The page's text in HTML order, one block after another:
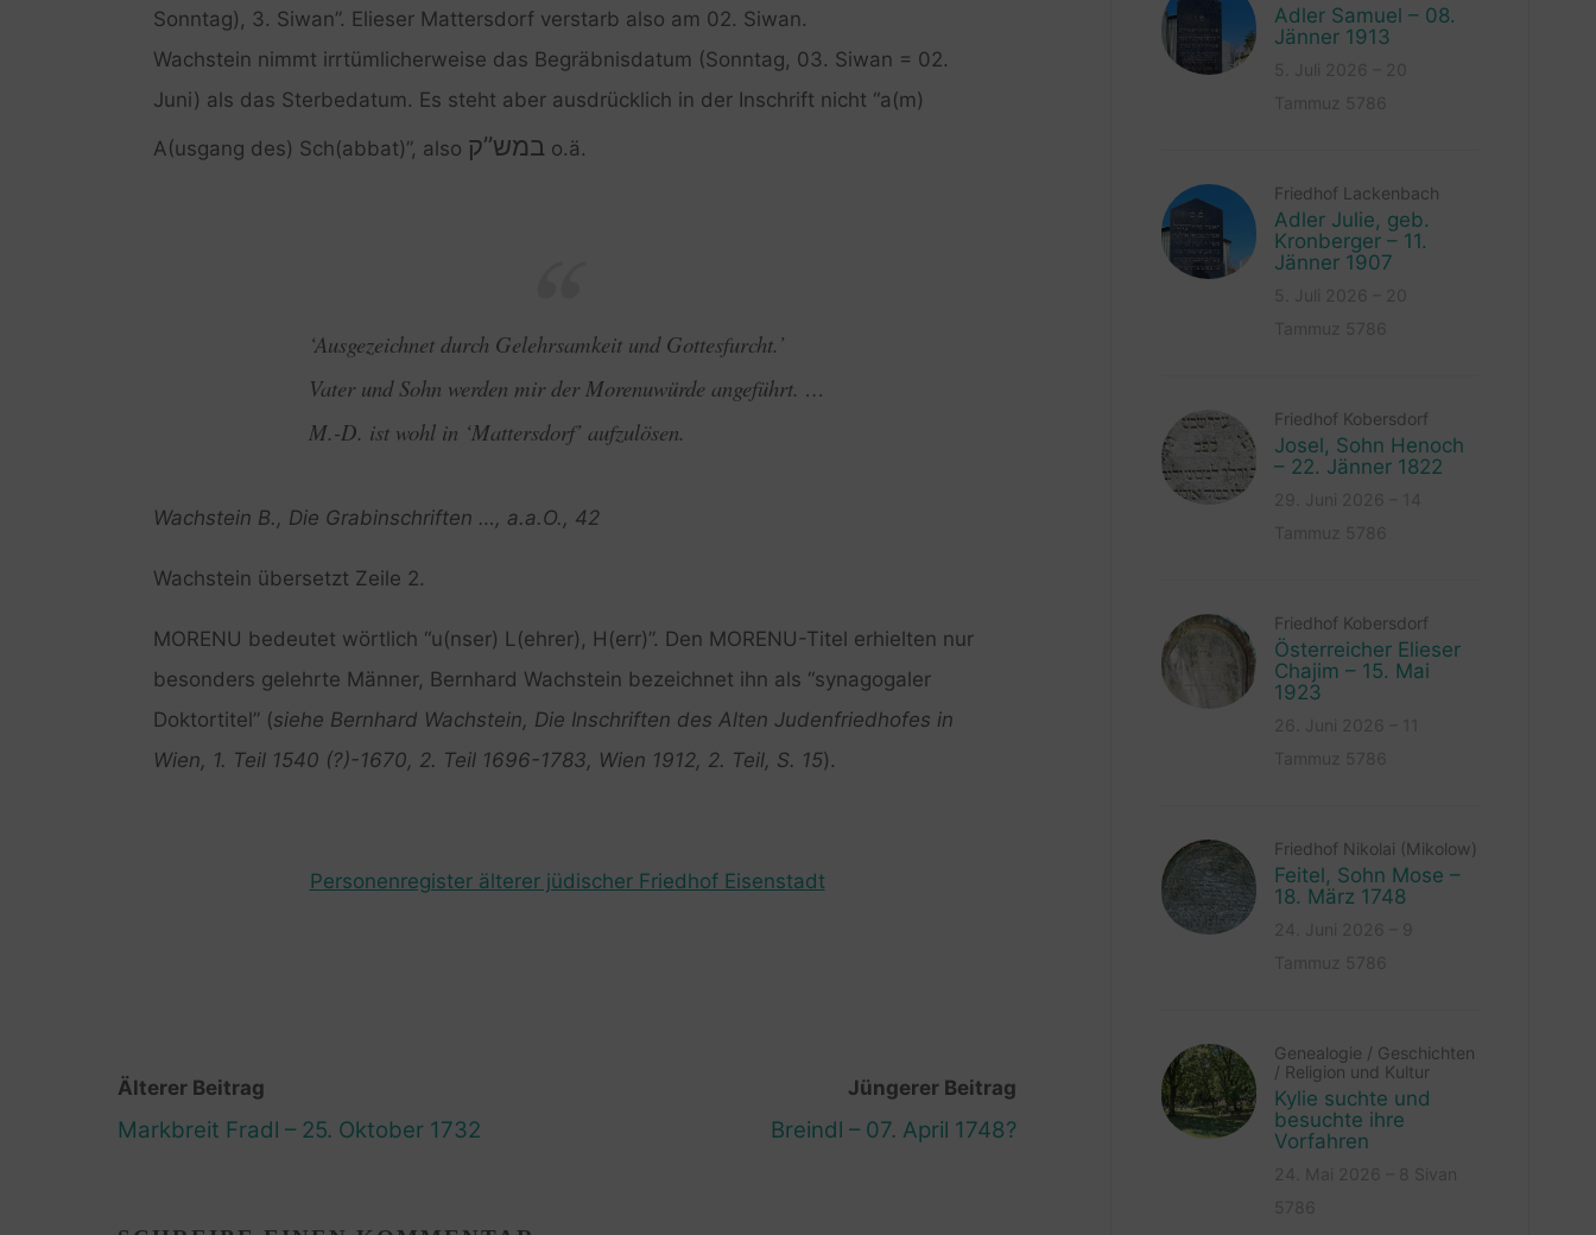
Sonntag), 3. Siwan”. Elieser Mattersdorf verstarb also am 02. Siwan.
Wachstein nimmt irrtümlicherweise das Begräbnisdatum (Sonntag, 03. Siwan = 02.
Juni) als das Sterbedatum. Es steht aber ausdrücklich in der Inschrift nicht “a(m)
A(usgang des) Sch(abbat)”, also במש”ק o.ä.
‘Ausgezeichnet durch Gelehrsamkeit und Gottesfurcht.’
Vater und Sohn werden mir der Morenuwürde angeführt. …
M.-D. ist wohl in ‘Mattersdorf’ aufzulösen.
Wachstein B., Die Grabinschriften …, a.a.O., 42
Wachstein übersetzt Zeile 2.
MORENU bedeutet wörtlich “u(nser) L(ehrer), H(err)”. Den MORENU-Titel erhielten nur
besonders gelehrte Männer, Bernhard Wachstein bezeichnet ihn als “synagogaler
Doktortitel” (siehe Bernhard Wachstein, Die Inschriften des Alten Judenfriedhofes in
Wien, 1. Teil 1540 (?)-1670, 2. Teil 1696-1783, Wien 1912, 2. Teil, S. 15).
Personenregister älterer jüdischer Friedhof Eisenstadt
Älterer Beitrag
Markbreit Fradl – 25. Oktober 1732
Jüngerer Beitrag
Breindl – 07. April 1748?
Adler Samuel – 08.
Jänner 1913
Friedhof Lackenbach
Adler Julie, geb.
Kronberger – 11.
Jänner 1907
Friedhof Kobersdorf
Josel, Sohn Henoch
– 22. Jänner 1822
Friedhof Kobersdorf
Österreicher Elieser
Chajim – 15. Mai
1923
Friedhof Nikolai (Mikolow)
Feitel, Sohn Mose –
18. März 1748
Genealogie / Geschichten
/ Religion und Kultur
Kylie suchte und
besuchte ihre
Vorfahren